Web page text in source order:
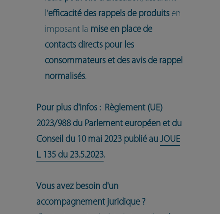
l'efficacité des rappels de produitsen
imposant la mise en place de
contacts directs pour les
consommateurs et des avis de rappel
normalisés.
Pour plus d'infos : Règlement (UE)
2023/988 du Parlement européen et du
Conseil du 10 mai 2023 publié au JOUE
L 135 du 23.5.2023.
Vous avez besoin d'un
accompagnement juridique ?